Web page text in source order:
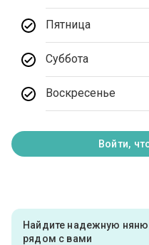
Пятница
Суббота
Воскресенье
Войти,
Найдите надежную няню
рядом с вами